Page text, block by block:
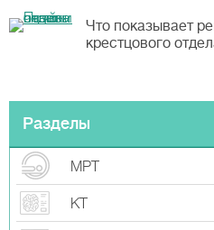
Что показывает
крестцового
Разделы
МРТ
КТ